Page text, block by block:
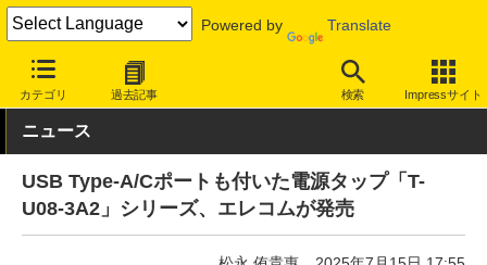
Powered by Translate
カテゴリ 過去記事 検索 Impressサイト
INTERNET Watch ハードウェア
ニュース
USB Type-A/Cポートも付いた電源タップ「T-
U08-3A2」シリーズ、エレコムが発売